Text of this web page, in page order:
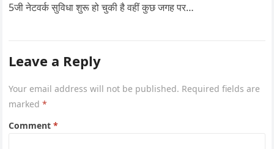
5जी नेटवर्क सुविधा शुरू हो चुकी है वहीं कुछ जगह पर…
Leave a Reply
Your email address will not be published. Required fields are
marked*
Comment*